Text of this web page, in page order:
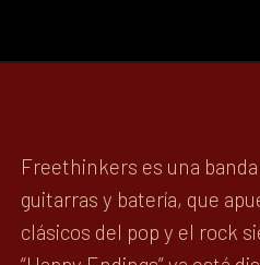
Freethinkers es una
guitarras y batería, que
clásicos del pop y el rock